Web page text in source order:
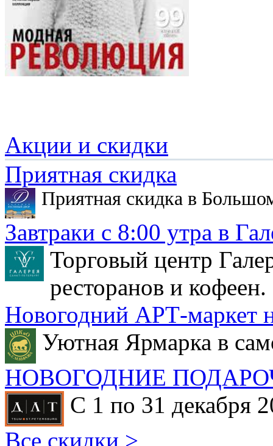
Акции и скидки
Приятная скидка
Приятная скидка в
Завтраки с 8:00 утра в
Торговый центр
ресторанов и кофеен.
Новогодний АРТ-маркет
Уютная Ярмарка в
НОВОГОДНИЕ
С 1 по 31 декабря
Все скидки >